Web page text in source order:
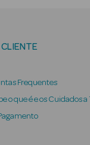
Frequentes
o que é e os Cuidados a